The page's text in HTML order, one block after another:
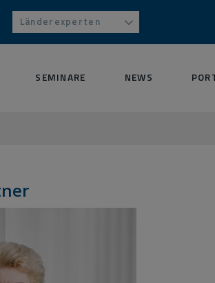
Länderexperten
SEMINARE NEWS